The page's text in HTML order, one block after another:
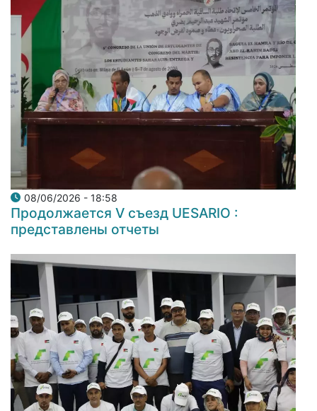
08/06/2026 - 18:58
Продолжается V съезд UESARIO :
представлены отчеты